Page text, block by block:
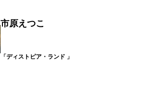
市原えつこ
「ディストピア・ランド 」